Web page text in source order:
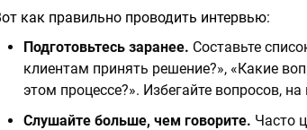
как правильно проводить интервью:
Подготовьтесь заранее. Составьте
клиентам принять решение?», «Какие
этом процессе?». Избегайте вопросов,
Слушайте больше, чем говорите. Часто